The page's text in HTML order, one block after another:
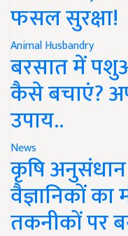
फसल सुरक्षा!
Animal Husbandry
बरसात में
कैसे बचाएं?
उपाय..
News
कृषि अनुसंधान
वैज्ञानिकों
तकनीकों पर